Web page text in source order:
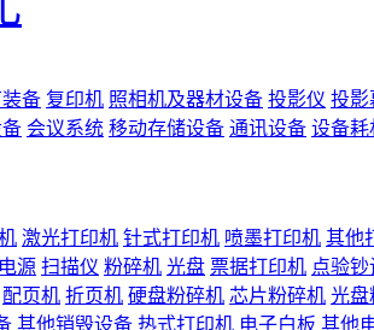
备 复印机 照相机及器材设备 投影仪 投影
会议系统 移动存储设备 通讯设备 设备耗
激光打印机 针式打印机 喷墨打印机 其他
源 扫描仪 粉碎机 光盘 票据打印机 点验钞
配页机 折页机 硬盘粉碎机 芯片粉碎机 光盘
其他销毁设备 热式打印机 电子白板 其他